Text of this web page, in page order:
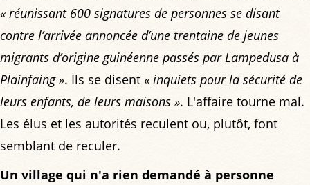
« réunissant 600 signatures de personnes se disant
contre l’arrivée annoncée d’une trentaine de jeunes
migrants d’origine guinéenne passés par Lampedusa à
Plainfaing ». Ils se disent « inquiets pour la sécurité de
leurs enfants, de leurs maisons ». L'affaire tourne mal.
Les élus et les autorités reculent ou, plutôt, font
semblant de reculer.
Un village qui n'a rien demandé à personne